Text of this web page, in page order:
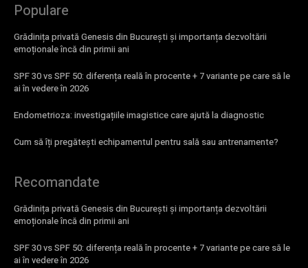
Populare
Grădinița privată Genesis din București și importanța dezvoltării
emoționale încă din primii ani
SPF 30 vs SPF 50: diferența reală în procente + 7 variante pe care să le
ai în vedere în 2026
Endometrioza: investigațiile imagistice care ajută la diagnostic
Cum să îți pregătești echipamentul pentru sală sau antrenamente?
Recomandate
Grădinița privată Genesis din București și importanța dezvoltării
emoționale încă din primii ani
SPF 30 vs SPF 50: diferența reală în procente + 7 variante pe care să le
ai în vedere în 2026